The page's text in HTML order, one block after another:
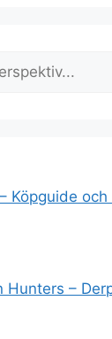
Köpguide
Hunters –